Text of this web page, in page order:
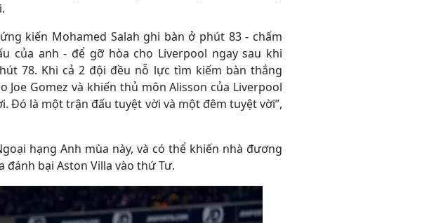
kiến ​​Mohamed Salah ghi bàn ở phút 83 - chấm
của anh - để gỡ hòa cho Liverpool ngay sau khi
78. Khi cả 2 đội đều nỗ lực tìm kiếm bàn thắng
Joe Gomez và khiến thủ môn Alisson của Liverpool
Đó là một trận đấu tuyệt vời và một đêm tuyệt vời”,
hạng Anh mùa này, và có thể khiến nhà đương
bại Aston Villa vào thứ Tư.